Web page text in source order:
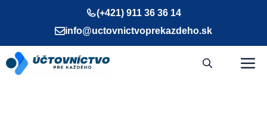
(+421) 911 36 36 14
info@uctovnictvoprekazdeho.sk